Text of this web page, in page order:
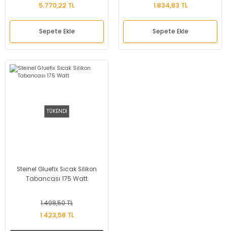
5.770,22 TL
Sepete Ekle
1.834,83 TL
Sepete Ekle
TÜKENDİ
Steinel Gluefix Sıcak Silikon
Tabancası 175 Watt
1.498,50 TL
1.423,58 TL